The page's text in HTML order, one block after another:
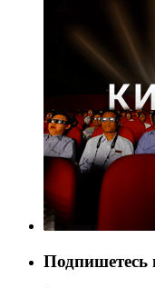
Подпишетесь